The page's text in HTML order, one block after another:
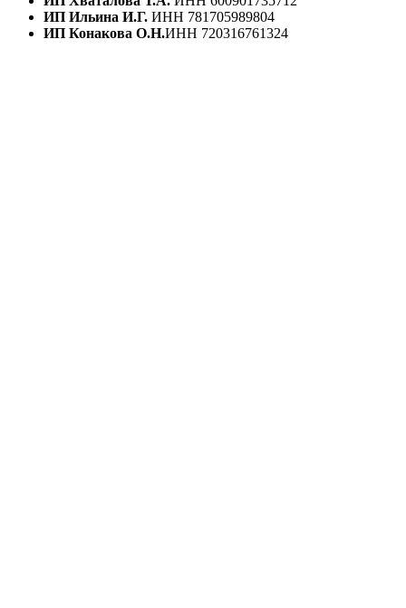
ИП Ильина И.Г. ИНН 781705989804
ИП Конакова О.Н.ИНН 720316761324